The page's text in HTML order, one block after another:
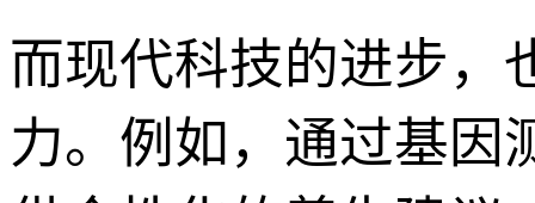
而现代科技的进步，
力。例如，通过基因